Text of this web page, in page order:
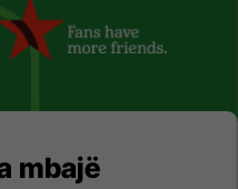
mbajë